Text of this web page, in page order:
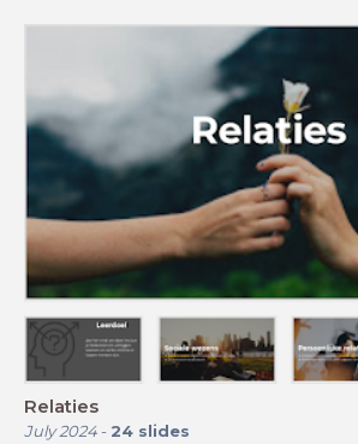
Relaties
July 2024- 24 slides